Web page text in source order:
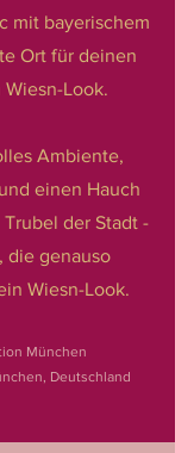
mit bayerischem
Ort für deinen
Look.
Ambiente,
einen Hauch
der Stadt -
die genauso
Wiesn-Look.
München
Deutschland